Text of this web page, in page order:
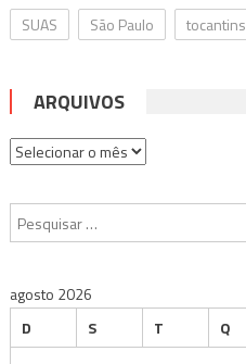
SUAS
São Paulo tocantins
ARQUIVOS
Arquivos
agosto 2026
D
S T Q